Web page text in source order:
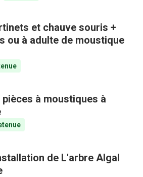
et chauve souris +
ou à adulte de moustique
à moustiques à
de L'arbre Algal